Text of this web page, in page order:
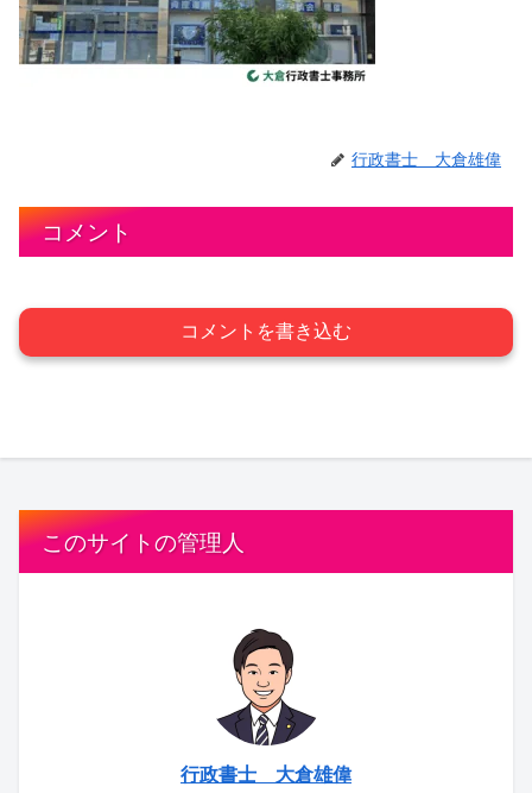
行政書士 大倉雄偉
コメント
コメントを書き込む
このサイトの管理人
行政書士 大倉雄偉